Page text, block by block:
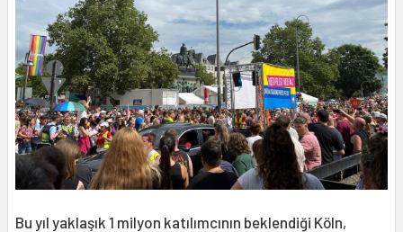
Bu yıl yaklaşık 1 milyon katılımcının beklendiği Köln,